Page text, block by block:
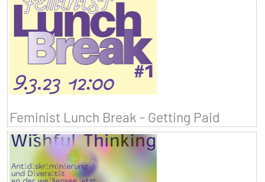
Feminist Lunch Break - Getting Paid